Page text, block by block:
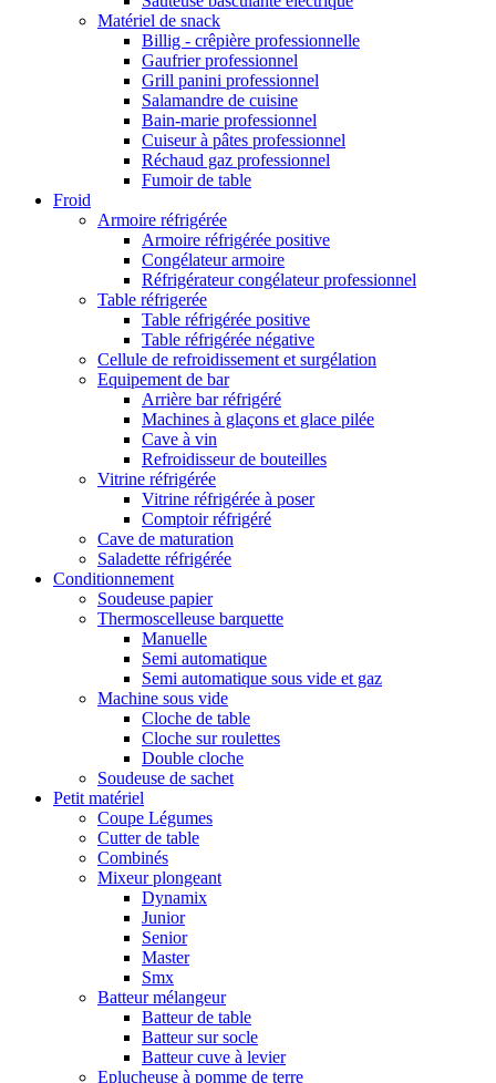
Matériel de snack
Billig - crêpière professionnelle
Gaufrier professionnel
Grill panini professionnel
Salamandre de cuisine
Bain-marie professionnel
Cuiseur à pâtes professionnel
Réchaud gaz professionnel
Fumoir de table
Froid
Armoire réfrigérée
Armoire réfrigérée positive
Congélateur armoire
Réfrigérateur congélateur professionnel
Table réfrigerée
Table réfrigérée positive
Table réfrigérée négative
Cellule de refroidissement et surgélation
Equipement de bar
Arrière bar réfrigéré
Machines à glaçons et glace pilée
Cave à vin
Refroidisseur de bouteilles
Vitrine réfrigérée
Vitrine réfrigérée à poser
Comptoir réfrigéré
Cave de maturation
Saladette réfrigérée
Conditionnement
Soudeuse papier
Thermoscelleuse barquette
Manuelle
Semi automatique
Semi automatique sous vide et gaz
Machine sous vide
Cloche de table
Cloche sur roulettes
Double cloche
Soudeuse de sachet
Petit matériel
Coupe Légumes
Cutter de table
Combinés
Mixeur plongeant
Dynamix
Junior
Senior
Master
Smx
Batteur mélangeur
Batteur de table
Batteur sur socle
Batteur cuve à levier
Eplucheuse à pomme de terre